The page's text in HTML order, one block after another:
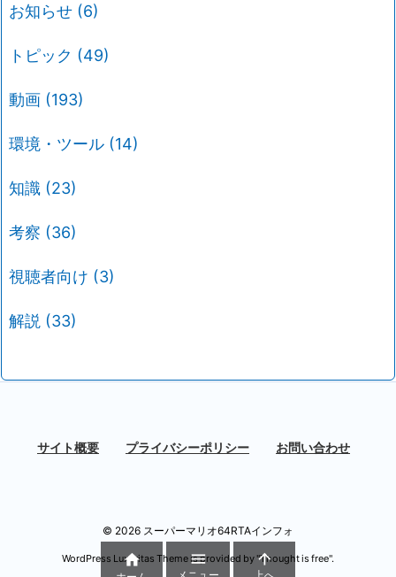
お知らせ (6)
トピック (49)
動画 (193)
環境・ツール (14)
知識 (23)
考察 (36)
視聴者向け (3)
解説 (33)
サイト概要 プライバシーポリシー お問い合わせ
© 2026 スーパーマリオ64RTAインフォ
WordPress Luxeritas Theme is provided by "Thought is free".
 
メニュー

上へ